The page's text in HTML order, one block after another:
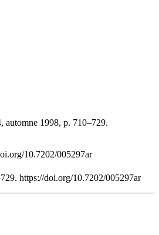
automne 1998, p. 710–729.
10.7202/005297ar
https://doi.org/10.7202/005297ar